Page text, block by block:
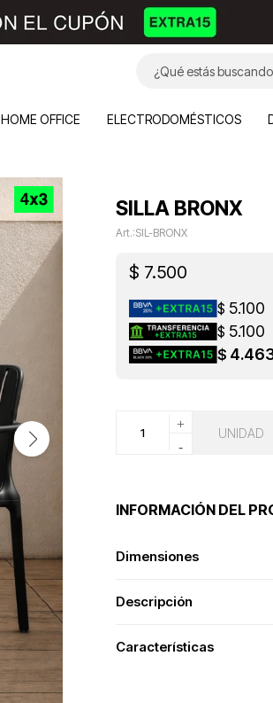
HOME OFFICE ELECTRODOMÉSTICOS
SILLA BRONX
SIL-BRONX
$ 7.500
$ 5.100
$ 5.100
$
+
-
UNIDAD
INFORMACIÓN DEL
Dimensiones
Descripción
Características